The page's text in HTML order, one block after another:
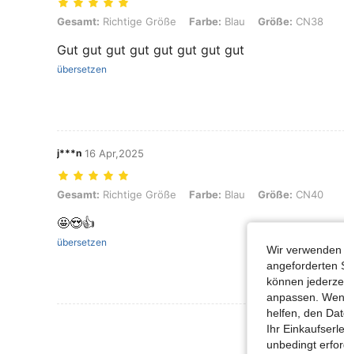
Gesamt: Richtige Größe, Farbe: Blau, Größe: CN38
Gesamt: Richtige Größe Farbe: Blau Größe: CN38
Gut gut gut gut gut gut gut gut
übersetzen
j***n 16 Apr,2025
Gesamt: Richtige Größe, Farbe: Blau, Größe: CN40
Gesamt: Richtige Größe Farbe: Blau Größe: CN40
🤩😍👍
übersetzen
Mehr
Wir
angeforderten
können
anpassen.
helfen, den
Ihr
unbedingt